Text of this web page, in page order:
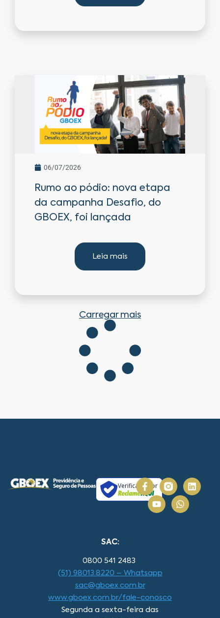
06/07/2026
Rumo ao pódio: nova etapa
da campanha Desafio, do
GBOEX, foi lançada
Leia mais
Carregar mais
Verificada por
SAC:
0800 541 2483
(51) 98013.8220 – Whatsapp
sac@gboex.com.br
www.gboex.com.br/fale-conosco
Segunda a sexta-feira das